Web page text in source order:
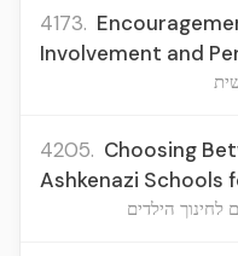
4173.
Involvement and
4205. Choosing
Ashkenazi Schools
לחינוך הילדים